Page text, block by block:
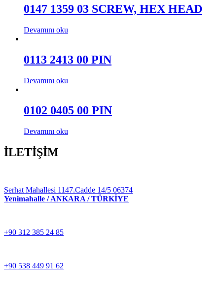
0147 1359 03 SCREW, HEX HEAD
Devamını oku
0113 2413 00 PIN
Devamını oku
0102 0405 00 PIN
Devamını oku
İLETİŞİM
Serhat Mahallesi 1147.Cadde 14/5 06374
Yenimahalle / ANKARA / TÜRKİYE
+90 312 385 24 85
+90 538 449 91 62